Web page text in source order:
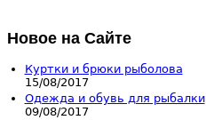
Новое на Сайте
Куртки и брюки рыболова
15/08/2017
Одежда и обувь для рыбалки
09/08/2017